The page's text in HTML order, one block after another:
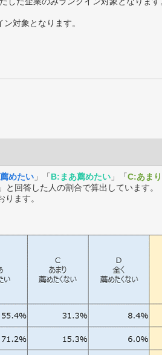
対象となります。
めたい 」「B:まあ薦めたい 」「C:あま
」と回答した人の割合で算出しています。
ます。